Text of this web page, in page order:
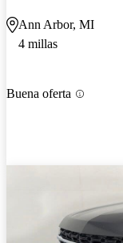
Ann Arbor, MI
4 millas
Buena oferta